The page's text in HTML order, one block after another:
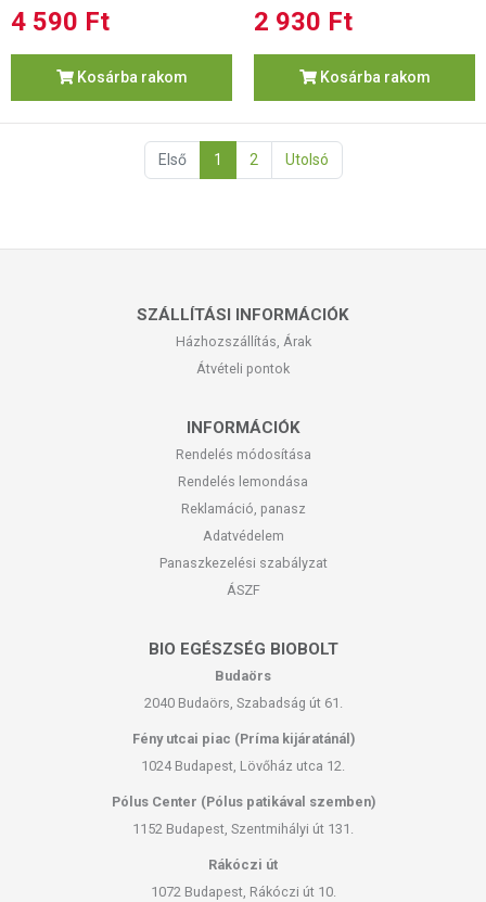
4 590 Ft
Kosárba rakom
2 930 Ft
Kosárba rakom
Első 1 2 Utolsó
SZÁLLÍTÁSI INFORMÁCIÓK
Házhozszállítás, Árak
Átvételi pontok
INFORMÁCIÓK
Rendelés módosítása
Rendelés lemondása
Reklamáció, panasz
Adatvédelem
Panaszkezelési szabályzat
ÁSZF
BIO EGÉSZSÉG BIOBOLT
Budaörs
2040 Budaörs, Szabadság út 61.
Fény utcai piac (Príma kijáratánál)
1024 Budapest, Lövőház utca 12.
Pólus Center (Pólus patikával szemben)
1152 Budapest, Szentmihályi út 131.
Rákóczi út
1072 Budapest, Rákóczi út 10.